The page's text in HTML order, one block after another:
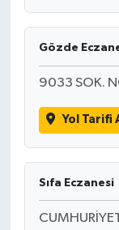
Gözde
9033 SOK.
Yol Tarifi
Sıfa Eczanesi